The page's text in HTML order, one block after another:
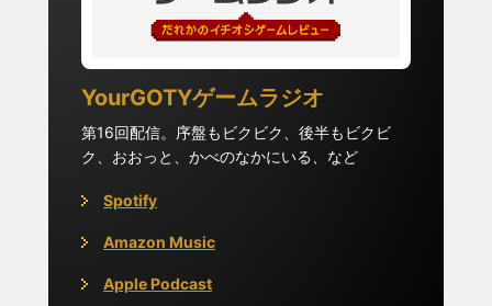
ず、昔ながらのターン制のRPGが楽しめる。
もちろん、グラフィックやUIなどは現代風にリッチ
になっているし、音楽も素晴らしい！！
あと、面白いのはオリジナル版のあの線で描かれた
ダンジョンやバトルシーンが、隅の方にリアルタイ
オリジナル版を遊んできた方は嬉しい要素かと思う
し、初めての方もきっと興味深く見られるのではな
いかと思う。
YourGOTYゲームラジオ
第16回配信。序盤もビクビク、後半もビクビ
ク、おおっと、かべのなかにいる、など
Spotify
Amazon Music
Apple Podcast